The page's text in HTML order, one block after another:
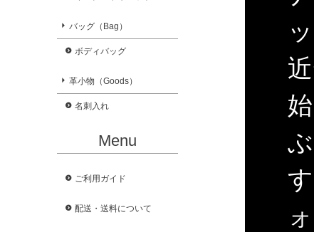
バッグ（Bag）
ボディバッグ
革小物（Goods）
名刺入れ
Menu
ご利用ガイド
配送・送料について